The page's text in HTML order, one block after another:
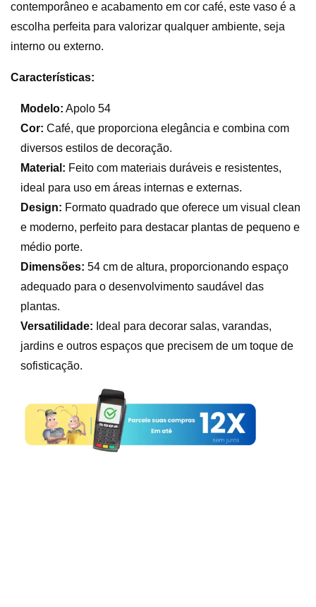
contemporâneo e acabamento em cor café, este vaso é a
escolha perfeita para valorizar qualquer ambiente, seja
interno ou externo.
Características:
Modelo: Apolo 54
Cor: Café, que proporciona elegância e combina com
diversos estilos de decoração.
Material: Feito com materiais duráveis e resistentes,
ideal para uso em áreas internas e externas.
Design: Formato quadrado que oferece um visual clean
e moderno, perfeito para destacar plantas de pequeno e
médio porte.
Dimensões: 54 cm de altura, proporcionando espaço
adequado para o desenvolvimento saudável das
plantas.
Versatilidade: Ideal para decorar salas, varandas,
jardins e outros espaços que precisem de um toque de
sofisticação.